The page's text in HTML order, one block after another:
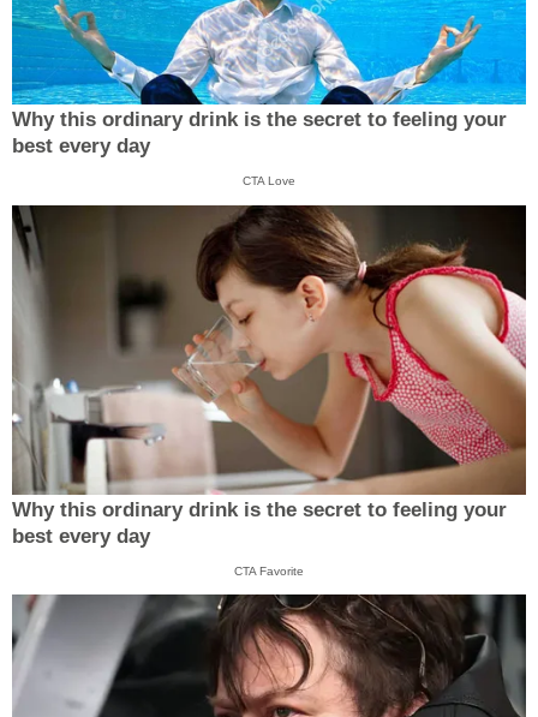
Why this ordinary drink is the secret to feeling your
best every day
CTA Love
Why this ordinary drink is the secret to feeling your
best every day
CTA Favorite